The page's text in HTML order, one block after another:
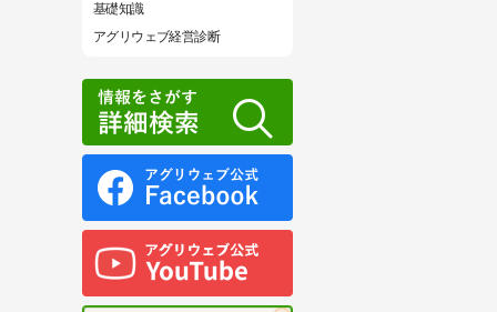
基礎知識
アグリウェブ経営診断